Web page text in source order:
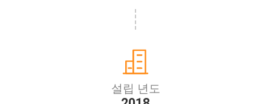
설립 년도